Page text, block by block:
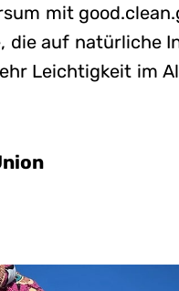
mit
die auf natürliche
Leichtigkeit im